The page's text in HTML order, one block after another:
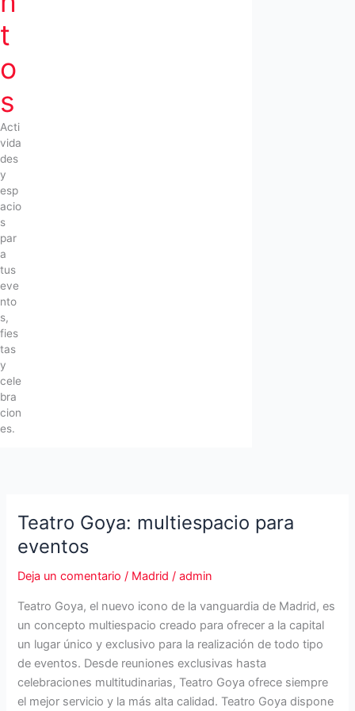
t
o
s
Acti
vida
des
y
esp
acio
s
par
a
tus
eve
nto
s,
fies
tas
y
cele
bra
cion
es.
Teatro Goya: multiespacio para
eventos
Deja un comentario / Madrid /admin
Teatro Goya, el nuevo icono de la vanguardia de Madrid, es
un concepto multiespacio creado para ofrecer a la capital
un lugar único y exclusivo para la realización de todo tipo
de eventos. Desde reuniones exclusivas hasta
celebraciones multitudinarias, Teatro Goya ofrece siempre
el mejor servicio y la más alta calidad. Teatro Goya dispone